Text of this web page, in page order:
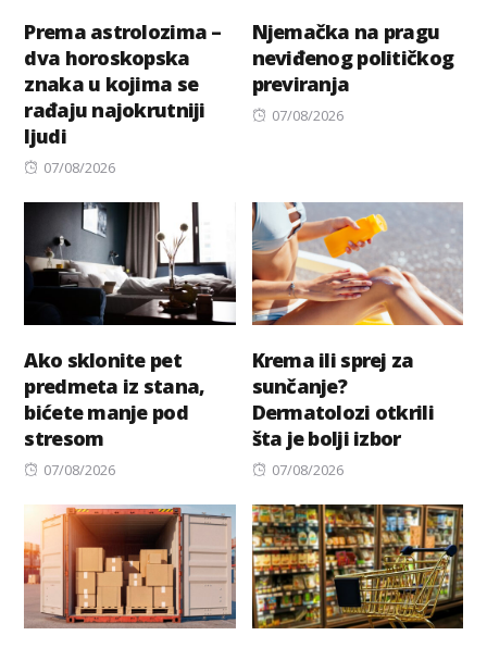
Prema astrolozima –
dva horoskopska
znaka u kojima se
rađaju najokrutniji
ljudi
Posted
07/08/2026
Njemačka na pragu
neviđenog političkog
previranja
Posted
07/08/2026
Ako sklonite pet
predmeta iz stana,
bićete manje pod
stresom
Posted
07/08/2026
Krema ili sprej za
sunčanje?
Dermatolozi otkrili
šta je bolji izbor
Posted
07/08/2026